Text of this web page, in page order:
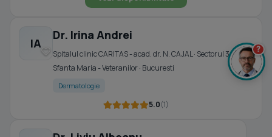
IA
Dr. Irina Andrei
Spitalul clinic CARITAS - acad. dr. N. CAJAL · Sectorul 3
Sfanta Maria - Veteranilor · Bucuresti
Dermatologie
5.0(1)
?